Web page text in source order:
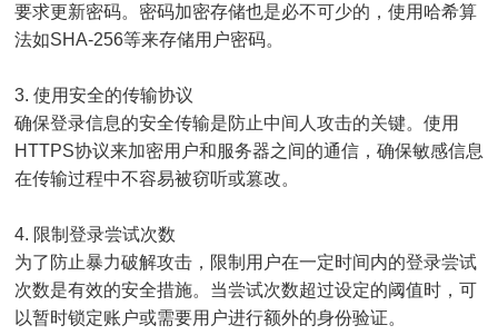
要求更新密码。密码加密存储也是必不可少的，使用哈希算
法如SHA-256等来存储用户密码。
3. 使用安全的传输协议
确保登录信息的安全传输是防止中间人攻击的关键。使用
HTTPS协议来加密用户和服务器之间的通信，确保敏感信息
在传输过程中不容易被窃听或篡改。
4. 限制登录尝试次数
为了防止暴力破解攻击，限制用户在一定时间内的登录尝试
次数是有效的安全措施。当尝试次数超过设定的阈值时，可
以暂时锁定账户或需要用户进行额外的身份验证。